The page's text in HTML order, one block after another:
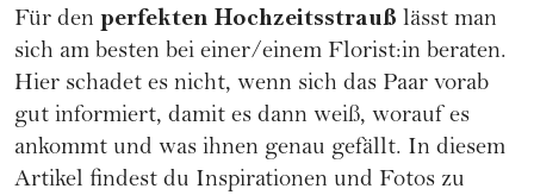
Für den perfekten Hochzeitsstrauß lässt man
sich am besten bei einer/einem Florist:in beraten.
Hier schadet es nicht, wenn sich das Paar vorab
gut informiert, damit es dann weiß, worauf es
ankommt und was ihnen genau gefällt. In diesem
Artikel findest du Inspirationen und Fotos zu